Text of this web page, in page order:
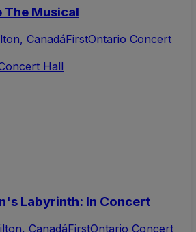
The Musical
CanadáFirstOntario Concert
Hall
Labyrinth: In Concert
CanadáFirstOntario Concert